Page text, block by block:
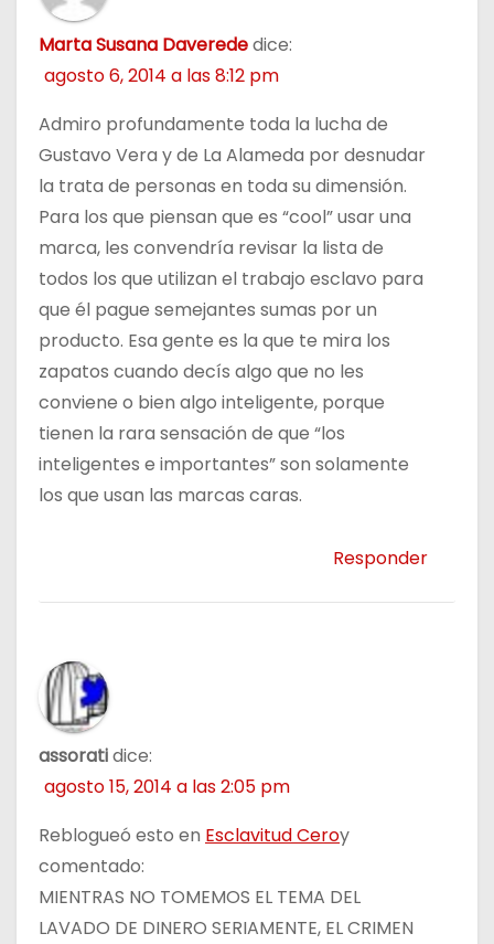
Marta Susana Daverededice:
agosto 6, 2014 a las 8:12 pm
Admiro profundamente toda la lucha de
Gustavo Vera y de La Alameda por desnudar
la trata de personas en toda su dimensión.
Para los que piensan que es “cool” usar una
marca, les convendría revisar la lista de
todos los que utilizan el trabajo esclavo para
que él pague semejantes sumas por un
producto. Esa gente es la que te mira los
zapatos cuando decís algo que no les
conviene o bien algo inteligente, porque
tienen la rara sensación de que “los
inteligentes e importantes” son solamente
los que usan las marcas caras.
Responder
assoratidice:
agosto 15, 2014 a las 2:05 pm
Reblogueó esto en Esclavitud Ceroy
comentado:
MIENTRAS NO TOMEMOS EL TEMA DEL
LAVADO DE DINERO SERIAMENTE, EL CRIMEN